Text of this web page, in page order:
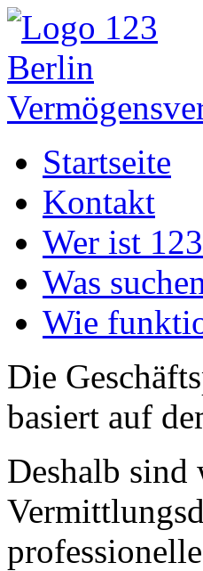
Startseite
Kontakt
Wer ist
Was
Wie
Die
basiert auf
Deshalb sind